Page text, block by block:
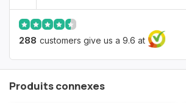
288 customers give us a 9.6 at
Produits connexes